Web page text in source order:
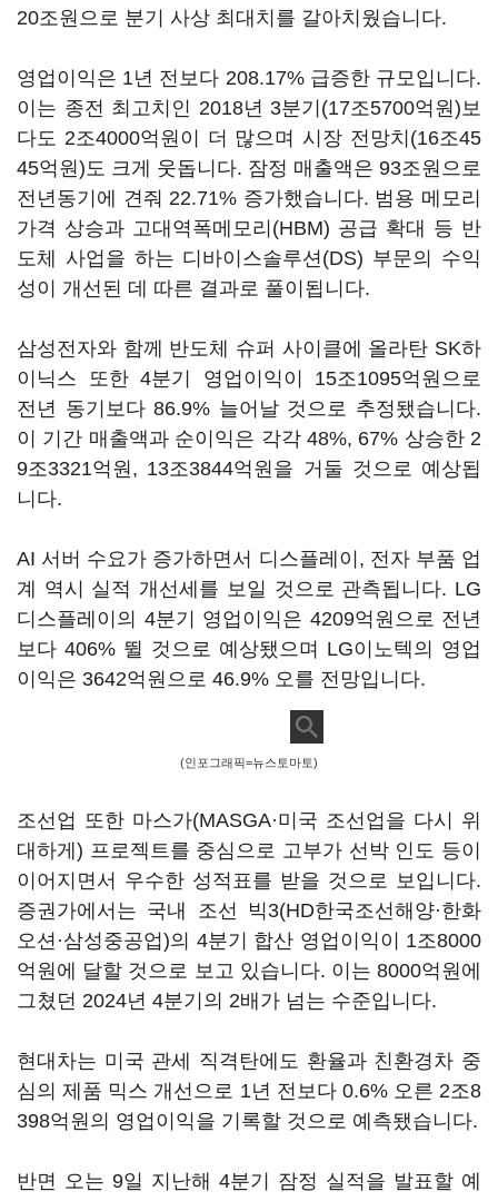
20조원으로 분기 사상 최대치를 갈아치웠습니다.
영업이익은 1년 전보다 208.17% 급증한 규모입니다.
이는 종전 최고치인 2018년 3분기(17조5700억원)보
다도 2조4000억원이 더 많으며 시장 전망치(16조45
45억원)도 크게 웃돕니다. 잠정 매출액은 93조원으로
전년동기에 견줘 22.71% 증가했습니다. 범용 메모리
가격 상승과 고대역폭메모리(HBM) 공급 확대 등 반
도체 사업을 하는 디바이스솔루션(DS) 부문의 수익
성이 개선된 데 따른 결과로 풀이됩니다.
삼성전자와 함께 반도체 슈퍼 사이클에 올라탄 SK하
이닉스 또한 4분기 영업이익이 15조1095억원으로
전년 동기보다 86.9% 늘어날 것으로 추정됐습니다.
이 기간 매출액과 순이익은 각각 48%, 67% 상승한 2
9조3321억원, 13조3844억원을 거둘 것으로 예상됩
니다.
AI 서버 수요가 증가하면서 디스플레이, 전자 부품 업
계 역시 실적 개선세를 보일 것으로 관측됩니다. LG
디스플레이의 4분기 영업이익은 4209억원으로 전년
보다 406% 뛸 것으로 예상됐으며 LG이노텍의 영업
이익은 3642억원으로 46.9% 오를 전망입니다.
(인포그래픽=뉴스토마토)
조선업 또한 마스가(MASGA·미국 조선업을 다시 위
대하게) 프로젝트를 중심으로 고부가 선박 인도 등이
이어지면서 우수한 성적표를 받을 것으로 보입니다.
증권가에서는 국내 조선 빅3(HD한국조선해양·한화
오션·삼성중공업)의 4분기 합산 영업이익이 1조8000
억원에 달할 것으로 보고 있습니다. 이는 8000억원에
그쳤던 2024년 4분기의 2배가 넘는 수준입니다.
현대차는 미국 관세 직격탄에도 환율과 친환경차 중
심의 제품 믹스 개선으로 1년 전보다 0.6% 오른 2조8
398억원의 영업이익을 기록할 것으로 예측됐습니다.
반면 오는 9일 지난해 4분기 잠정 실적을 발표할 예